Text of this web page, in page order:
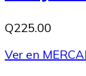
Q225.00
Ver en